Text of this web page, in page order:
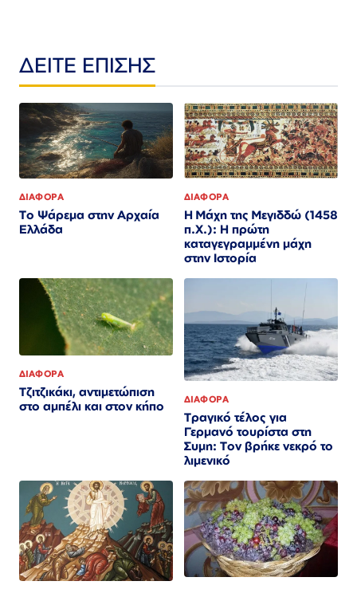
ΔΕΙΤΕ ΕΠΙΣΗΣ
ΔΙΑΦΟΡΑ
Το Ψάρεμα στην Αρχαία
Ελλάδα
ΔΙΑΦΟΡΑ
Η Μάχη της Μεγιδδώ (1458
π.Χ.): Η πρώτη
καταγεγραμμένη μάχη
στην Ιστορία
ΔΙΑΦΟΡΑ
Τζιτζικάκι, αντιμετώπιση
στο αμπέλι και στον κήπο
ΔΙΑΦΟΡΑ
Τραγικό τέλος για
Γερμανό τουρίστα στη
Συμη: Τον βρήκε νεκρό το
λιμενικό